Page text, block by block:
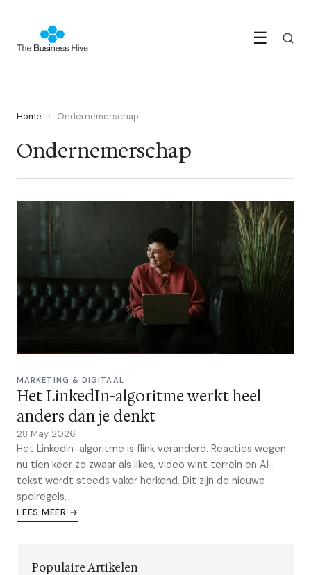
☰
Home › Ondernemerschap
Ondernemerschap
MARKETING & DIGITAAL
Het LinkedIn-algoritme werkt heel
anders dan je denkt
28 May 2026
Het LinkedIn-algoritme is flink veranderd. Reacties wegen
nu tien keer zo zwaar als likes, video wint terrein en AI-
tekst wordt steeds vaker herkend. Dit zijn de nieuwe
spelregels.
LEES MEER →
Populaire Artikelen